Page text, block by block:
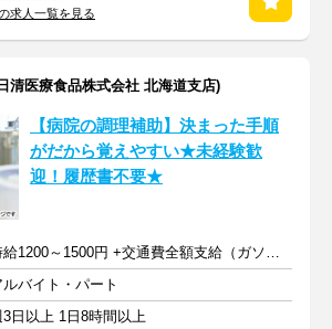
求人一覧を見る
清医療食品株式会社 北海道支店)
【病院の調理補助】決まった手順
がだから覚えやすい★未経験歓
迎！履歴書不要★
時給1200～1500円 +交通費全額支給（ガソリン代も支給）
ルバイト・パート
3日以上 1日8時間以上